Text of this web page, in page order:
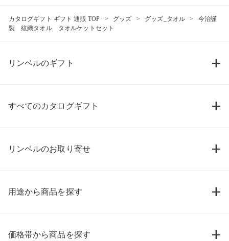
カタログギフト ギフト 通販 TOP グッズ グッズ_タオル
今治謹
製 紋織タオル タオルケットセット
リンベルのギフト
すべてのカタログギフト
リンベルのお取り寄せ
用途から商品を探す
価格帯から商品を探す